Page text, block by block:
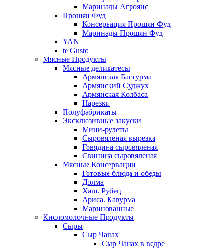
Маринады Агроянс
Прошян Фуд
Консервация Прошян Фуд
Маринады Прошян Фуд
YAN
te Gusto
Мясные Продукты
Мясные деликатесы
Армянская Бастурма
Армянский Суджух
Армянская Колбаса
Нарезки
Полуфабрикаты
Эксклюзивные закуски
Мини-рулеты
Сыровяленая вырезка
Говядина сыровяленая
Свинина сыровяленая
Мясные Консервации
Готовые блюда и обеды
Долма
Хаш. Рубец
Ариса. Кавурма
Маринованные
Кисломолочные Продукты
Сыры
Сыр Чанах
Сыр Чанах в ведре